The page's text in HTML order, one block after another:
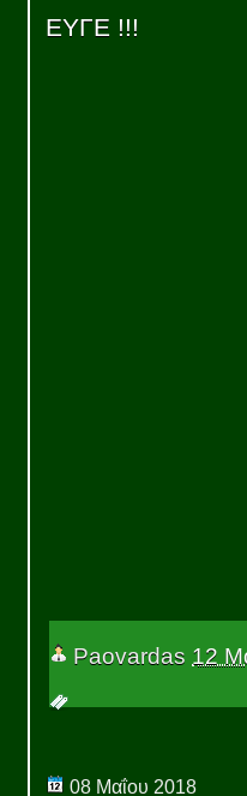
ΕΥΓΕ !!!
Paovardas 12
08 Μαΐου 2018